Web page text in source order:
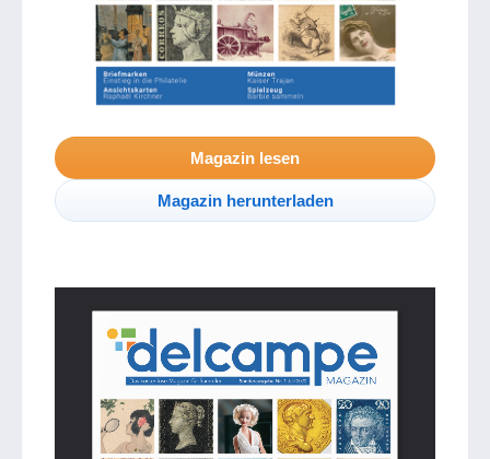
Magazin lesen
Magazin herunterladen